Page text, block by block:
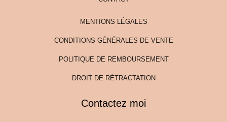
MENTIONS LÉGALES
CONDITIONS GÉNÉRALES DE VENTE
POLITIQUE DE REMBOURSEMENT
DROIT DE RÉTRACTATION
Contactez moi